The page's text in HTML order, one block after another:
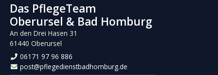
Das PflegeTeam
Oberursel & Bad Homburg
An den Drei Hasen 31
61440 Oberursel
06171 97 96 886
post@pflegedienstbadhomburg.de